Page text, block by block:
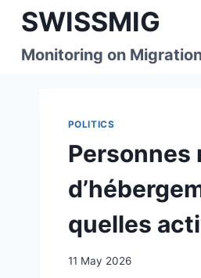
Skip
content
SWISSMIG
Monitoring on
POLITICS
Personnes
quelles
11 May 2026